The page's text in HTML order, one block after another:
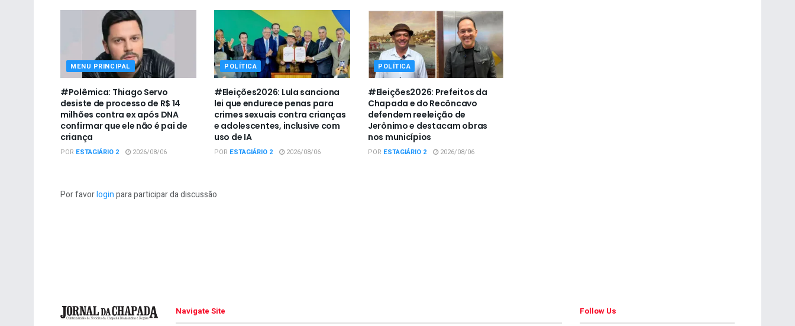
MENU PRINCIPAL
#Polêmica: Thiago Servo
desiste de processo de R$ 14
milhões contra ex após DNA
confirmar que ele não é pai de
criança
POR ESTAGIÁRIO 2 2026/08/06
POLÍTICA
#Eleições2026: Lula sanciona
lei que endurece penas para
crimes sexuais contra crianças
e adolescentes, inclusive com
uso de IA
POR ESTAGIÁRIO 2 2026/08/06
POLÍTICA
#Eleições2026: Prefeitos da
Chapada e do Recôncavo
defendem reeleição de
Jerônimo e destacam obras
nos municípios
POR ESTAGIÁRIO 2 2026/08/06
Por favorloginpara participar da discussão
Navigate Site Follow Us